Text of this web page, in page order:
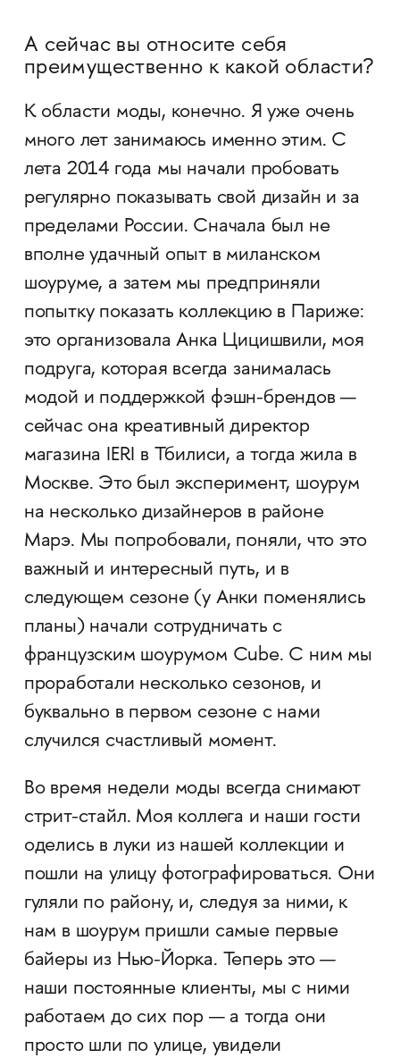
А сейчас вы относите себя
преимущественно к какой области?
К области моды, конечно. Я уже очень
много лет занимаюсь именно этим. С
лета 2014 года мы начали пробовать
регулярно показывать свой дизайн и за
пределами России. Сначала был не
вполне удачный опыт в миланском
шоуруме, а затем мы предприняли
попытку показать коллекцию в Париже:
это организовала Анка Цицишвили, моя
подруга, которая всегда занималась
модой и поддержкой фэшн-брендов —
сейчас она креативный директор
магазина IERI в Тбилиси, а тогда жила в
Москве. Это был эксперимент, шоурум
на несколько дизайнеров в районе
Марэ. Мы попробовали, поняли, что это
важный и интересный путь, и в
следующем сезоне (у Анки поменялись
планы) начали сотрудничать с
французским шоурумом Cube. С ним мы
проработали несколько сезонов, и
буквально в первом сезоне с нами
случился счастливый момент.
Во время недели моды всегда снимают
стрит-стайл. Моя коллега и наши гости
оделись в луки из нашей коллекции и
пошли на улицу фотографироваться. Они
гуляли по району, и, следуя за ними, к
нам в шоурум пришли самые первые
байеры из Нью-Йорка. Теперь это —
наши постоянные клиенты, мы с ними
работаем до сих пор — а тогда они
просто шли по улице, увидели